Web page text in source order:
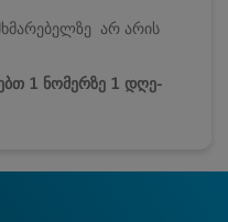
არ არის
1 ნომერზე 1 დღე-